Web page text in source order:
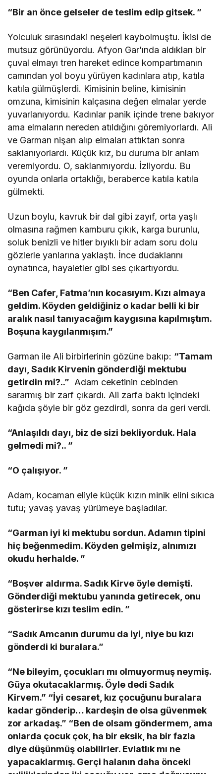
“Bir an önce gelseler de teslim edip gitsek. ”
Yolculuk sırasındaki neşeleri kaybolmuştu. İkisi de
mutsuz görünüyordu. Afyon Gar’ında aldıkları bir
çuval elmayı tren hareket edince kompartımanın
camından yol boyu yürüyen kadınlara atıp, katıla
katıla gülmüşlerdi. Kimisinin beline, kimisinin
omzuna, kimisinin kalçasına değen elmalar yerde
yuvarlanıyordu. Kadınlar panik içinde trene bakıyor
ama elmaların nereden atıldığını göremiyorlardı. Ali
ve Garman nişan alıp elmaları attıktan sonra
saklanıyorlardı. Küçük kız, bu duruma bir anlam
veremiyordu. O, saklanmıyordu. İzliyordu. Bu
oyunda onlarla ortaklığı, beraberce katıla katıla
gülmekti.
Uzun boylu, kavruk bir dal gibi zayıf, orta yaşlı
olmasına rağmen kamburu çıkık, karga burunlu,
soluk benizli ve hitler bıyıklı bir adam soru dolu
gözlerle yanlarına yaklaştı. İnce dudaklarını
oynatınca, hayaletler gibi ses çıkartıyordu.
“Ben Cafer, Fatma’nın kocasıyım. Kızı almaya
geldim. Köyden geldiğiniz o kadar belli ki bir
aralık nasıl tanıyacağım kaygısına kapılmıştım.
Boşuna kaygılanmışım.”
Garman ile Ali birbirlerinin gözüne bakıp: “Tamam
dayı, Sadık Kirvenin gönderdiği mektubu
getirdin mi?..” Adam ceketinin cebinden
sararmış bir zarf çıkardı. Ali zarfa baktı içindeki
kağıda şöyle bir göz gezdirdi, sonra da geri verdi.
“Anlaşıldı dayı, biz de sizi bekliyorduk. Hala
gelmedi mi?.. ”
“O çalışıyor. ”
Adam, kocaman eliyle küçük kızın minik elini sıkıca
tutu; yavaş yavaş yürümeye başladılar.
“Garman iyi ki mektubu sordun. Adamın tipini
hiç beğenmedim. Köyden gelmişiz, alnımızı
okudu herhalde. ”
“Boşver aldırma. Sadık Kirve öyle demişti.
Gönderdiği mektubu yanında getirecek, onu
gösterirse kızı teslim edin. ”
“Sadık Amcanın durumu da iyi, niye bu kızı
gönderdi ki buralara.”
“Ne bileyim, çocukları mı olmuyormuş neymiş.
Güya okutacaklarmış. Öyle dedi Sadık
Kirvem.” “İyi cesaret, kız çocuğunu buralara
kadar gönderip… kardeşin de olsa güvenmek
zor arkadaş.” “Ben de olsam göndermem, ama
onlarda çocuk çok, ha bir eksik, ha bir fazla
diye düşünmüş olabilirler. Evlatlık mı ne
yapacaklarmış. Gerçi halanın daha önceki